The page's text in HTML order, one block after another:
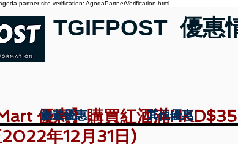
partner-site-verification: AgodaPartnerVerification.html
TGIFPOST 優惠
旅遊優惠 其他優惠
旅遊優惠 其他優惠
優惠】購買紅酒滿
年12月31日)